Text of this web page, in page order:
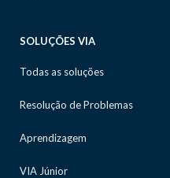
SOLUÇÕES VIA
Todas as soluções
Resolução de Problemas
Aprendizagem
VIA Júnior